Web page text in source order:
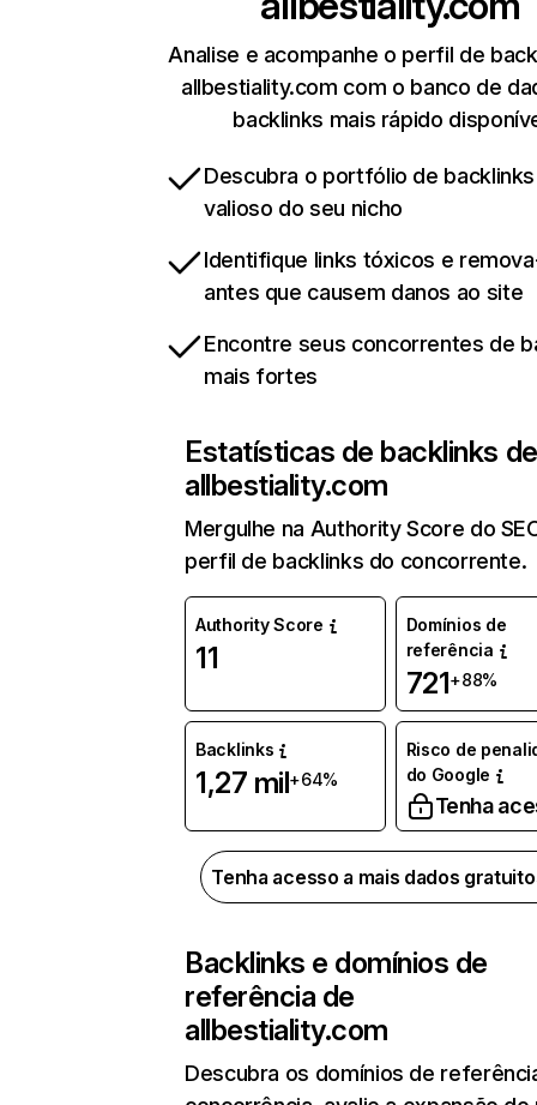
Analise e acompanhe o perfil de
allbestiality.com com o banco de
backlinks mais rápido
Descubra o portfólio de
valioso do seu nicho
Identifique links tóxicos e
antes que causem danos ao site
Encontre seus concorrentes de
mais fortes
Estatísticas de backlinks de
allbestiality.com
Mergulhe na Authority Score do
perfil de backlinks do concorrente.
Authority Score
11
Domínios de
referência
721+88%
Backlinks
1,27 mil+64%
Risco de
do Google
Tenha
Tenha acesso a mais dados
Backlinks e domínios de
referência de
allbestiality.com
Descubra os domínios de